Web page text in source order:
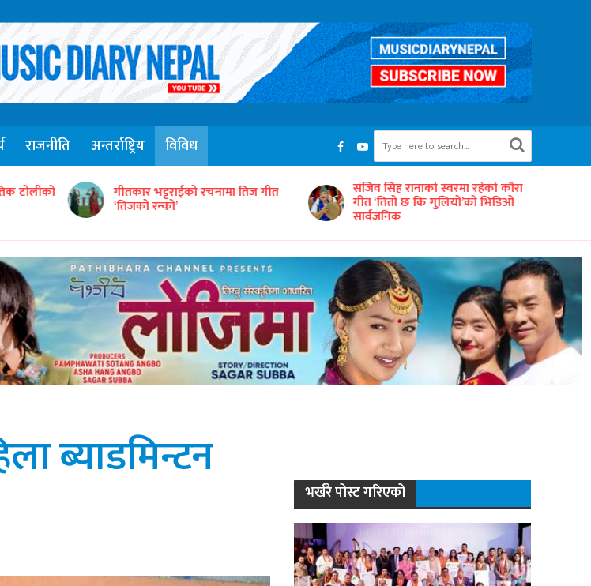
राजनीति अन्तर्राष्ट्रिय विविध
गीत संजिव सिंह रानाको स्वरमा रहेको कौरा
गीत ‘तितो छ कि गुलियो’को भिडिओ
सार्वजनिक
‘समयको धुनः अधुरो सारङ्गी’ छायाङ्कनको
तयारीमा
ब्याडमिन्टन
भर्खरै पोस्ट गरिएको